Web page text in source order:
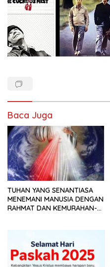
Baca Juga
TUHAN YANG SENANTIASA
MENEMANI MANUSIA DENGAN
RAHMAT DAN KEMURAHAN-